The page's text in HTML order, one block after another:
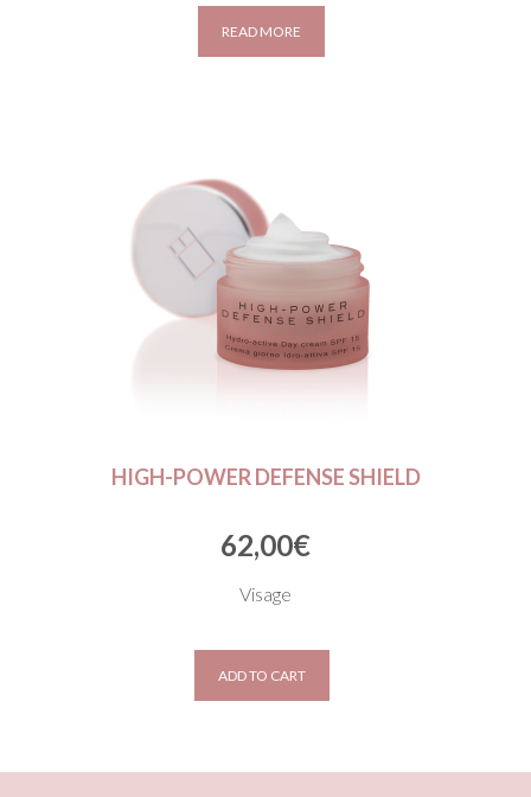
READ MORE
HIGH-POWER DEFENSE SHIELD
62,00€
Visage
ADD TO CART